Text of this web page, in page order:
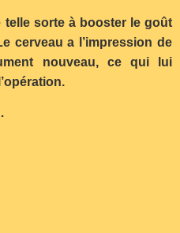
sorte à booster le goût
cerveau a l’impression de
nouveau, ce qui lui